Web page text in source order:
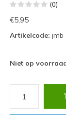
(0)
€5,95
Artikelcode:
Niet op